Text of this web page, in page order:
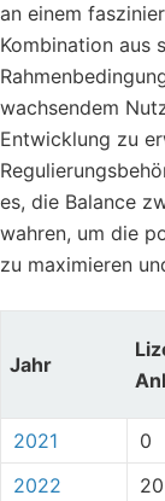
an einem
Kombination aus
wachsendem
Entwicklung zu
es, die Balance
wahren, um die
zu maximieren
Jahr
2021 0
2022
20